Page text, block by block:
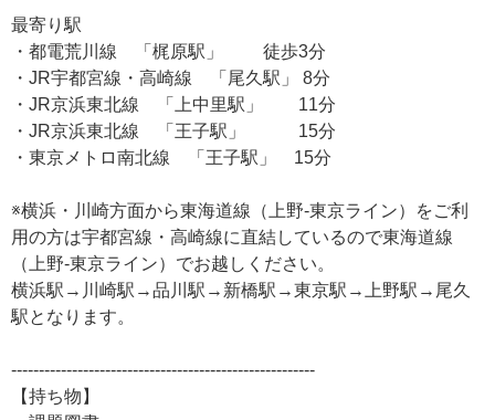
最寄り駅
・都電荒川線 「梶原駅」 徒歩3分
・JR宇都宮線・高崎線 「尾久駅」 8分
・JR京浜東北線 「上中里駅」 11分
・JR京浜東北線 「王子駅」 15分
・東京メトロ南北線 「王子駅」 15分
※横浜・川崎方面から東海道線（上野-東京ライン）をご利
用の方は宇都宮線・高崎線に直結しているので東海道線
（上野-東京ライン）でお越しください。
横浜駅→川崎駅→品川駅→新橋駅→東京駅→上野駅→尾久
駅となります。
-------------------------------------------------------
【持ち物】